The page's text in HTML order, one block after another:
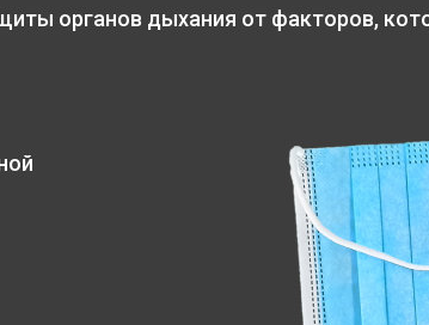
органов дыхания от факторов,